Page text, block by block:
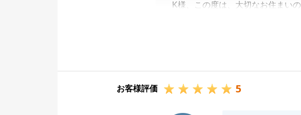
K様、この度は、大切なお住まい
代々受け継いでこられた貴重なご
たこと、とてもうれしく感じてお
無事にお引き渡しを終えることが
ら、距離にかかわらずいつでもお
お客様評価 5